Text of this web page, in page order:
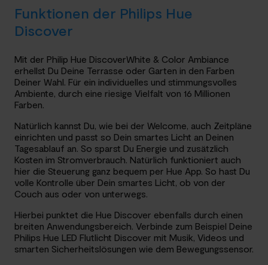
Funktionen der Philips Hue
Discover
Mit der Philip Hue DiscoverWhite & Color Ambiance
erhellst Du Deine Terrasse oder Garten in den Farben
Deiner Wahl. Für ein individuelles und stimmungsvolles
Ambiente, durch eine riesige Vielfalt von 16 Millionen
Farben.
Natürlich kannst Du, wie bei der Welcome, auch Zeitpläne
einrichten und passt so Dein smartes Licht an Deinen
Tagesablauf an. So sparst Du Energie und zusätzlich
Kosten im Stromverbrauch. Natürlich funktioniert auch
hier die Steuerung ganz bequem per Hue App. So hast Du
volle Kontrolle über Dein smartes Licht, ob von der
Couch aus oder von unterwegs.
Hierbei punktet die Hue Discover ebenfalls durch einen
breiten Anwendungsbereich. Verbinde zum Beispiel Deine
Philips Hue LED Flutlicht Discover mit Musik, Videos und
smarten Sicherheitslösungen wie dem Bewegungssensor.